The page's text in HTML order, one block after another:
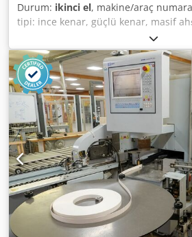
Durum: ikinci el, makine/araç
tipi: ince kenar, güçlü kenar, masif
sistemi: EVA Frezelemeye katılma:
Anuokr Çok fonksiyonlu ünite: evet
hızı: 18 m/dak Maksimum panel
birimleri: 7 hayır